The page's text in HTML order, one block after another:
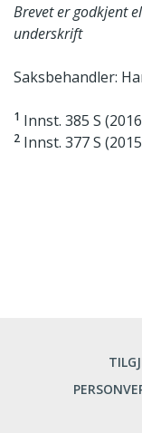
Brevet er godkjent
underskrift
Saksbehandler:
1 Innst. 385 S
2 Innst. 377 S